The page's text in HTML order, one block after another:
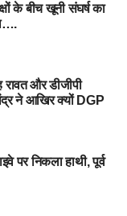
के बीच खूनी संघर्ष का
रावत और डीजीपी
ने आखिर क्यों DGP
पर निकला हाथी, पूर्व